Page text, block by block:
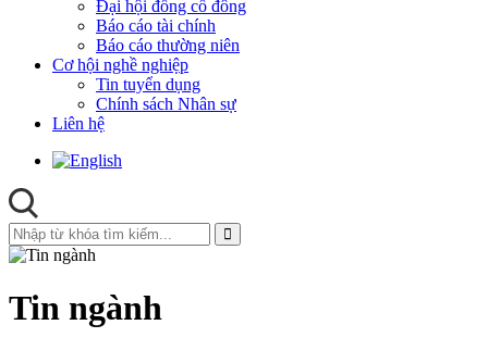
Đại hội đồng cổ đông
Báo cáo tài chính
Báo cáo thường niên
Cơ hội nghề nghiệp
Tin tuyển dụng
Chính sách Nhân sự
Liên hệ
Tin ngành